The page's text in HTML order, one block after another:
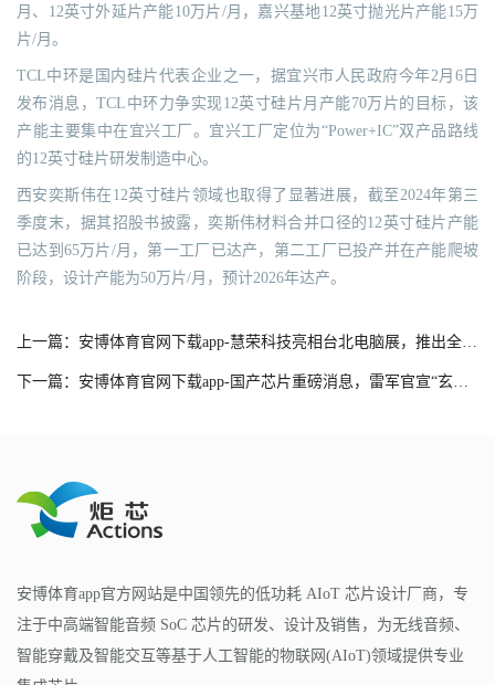
月、12英寸外延片产能10万片/月，嘉兴基地12英寸抛光片产能15万
片/月。
TCL中环是国内硅片代表企业之一，据宜兴市人民政府今年2月6日
发布消息，TCL中环力争实现12英寸硅片月产能70万片的目标，该
产能主要集中在宜兴工厂。宜兴工厂定位为“Power+IC”双产品路线
的12英寸硅片研发制造中心。
西安奕斯伟在12英寸硅片领域也取得了显著进展，截至2024年第三
季度末，据其招股书披露，奕斯伟材料合并口径的12英寸硅片产能
已达到65万片/月，第一工厂已达产，第二工厂已投产并在产能爬坡
阶段，设计产能为50万片/月，预计2026年达产。
上一篇：安博体育官网下载app-慧荣科技亮相台北电脑展，推出全新PCIe Gen5 SSD及USB4 PSSD主控芯片
下一篇：安博体育官网下载app-国产芯片重磅消息，雷军官宣“玄戒O1”
安博体育app官方网站是中国领先的低功耗 AIoT 芯片设计厂商，专
注于中高端智能音频 SoC 芯片的研发、设计及销售，为无线音频、
智能穿戴及智能交互等基于人工智能的物联网(AIoT)领域提供专业